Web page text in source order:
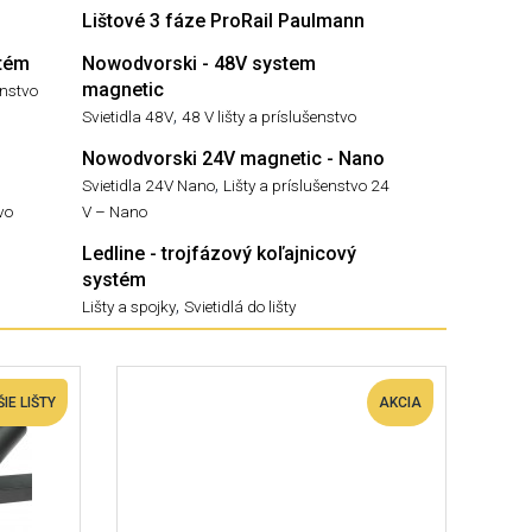
Lištové 3 fáze ProRail Paulmann
Nowodvorski - 48V system
magnetic
Svietidla 48V, 48 V lišty a príslušenstvo
Nowodvorski 24V magnetic - Nano
Svietidla 24V Nano, Lišty a príslušenstvo 24
V – Nano
Ledline - trojfázový koľajnicový
systém
Lišty a spojky, Svietidlá do lišty
LIŠTY AKCIA